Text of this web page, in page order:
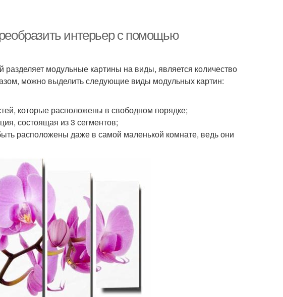
интерьер с помощью
модульные картины на виды, является количество
можно выделить следующие виды модульных картин:
которые расположены в свободном порядке;
состоящая из 3 сегментов;
расположены даже в самой маленькой комнате, ведь они